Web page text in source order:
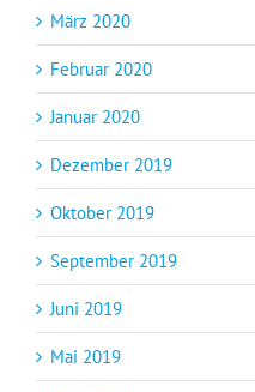
März 2020
Februar 2020
Januar 2020
Dezember 2019
Oktober 2019
September 2019
Juni 2019
Mai 2019